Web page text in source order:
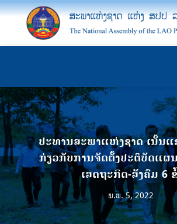
ປະທານສະພາແຫ່ງຊາດ ເນັ້ນແ
ກ່ຽວກັບການຈັດຕັ້ງປະຕິບັດແຜ
ເສດຖະກິດ-ສັງຄົມ 6
ພ.ພ. 5, 2022